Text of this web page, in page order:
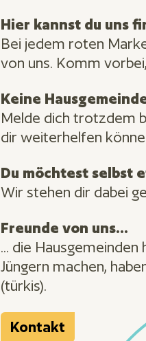
Hier kannst du uns
Bei jedem roten
von uns. Komm
Keine
Melde dich trotzdem
dir weiterhelfen
Du möchtest selbst
Wir stehen dir dabei
Freunde von uns...
... die
Jüngern machen,
(türkis).
Kontakt